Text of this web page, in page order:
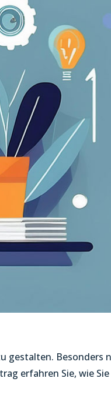
gestalten. Besonders
erfahren Sie, wie